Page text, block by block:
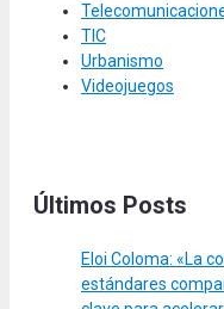
TIC
Urbanismo
Videojuegos
Últimos Posts
Eloi Coloma: «La
estándares